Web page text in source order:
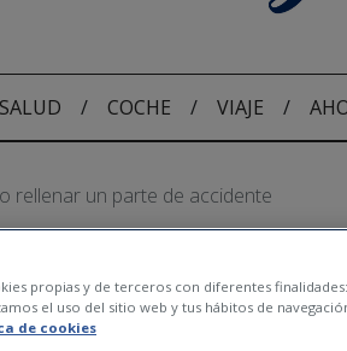
SALUD / COCHE / VIAJE /
rellenar un parte de accidente
un
propias y de terceros con diferentes
el uso del sitio web y tus hábitos de
de cookies